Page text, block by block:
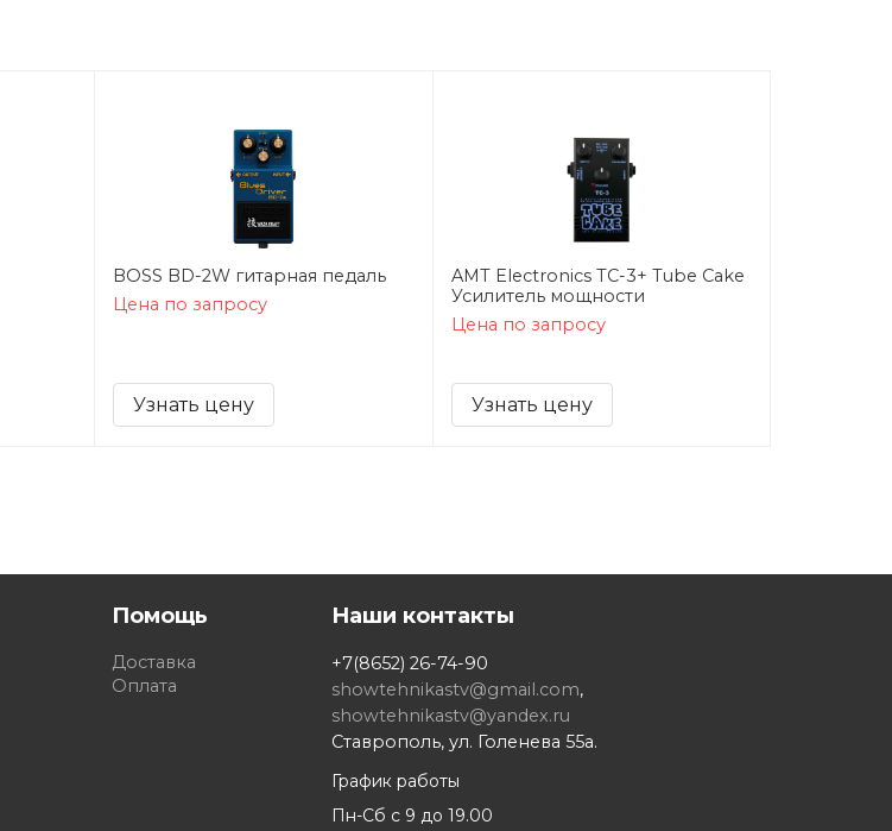
BOSS BD-2W гитарная педаль
Цена по запросу
Узнать цену
AMT Electronics TC-3+ Tube Сake
Усилитель мощности
Цена по запросу
Узнать цену
Помощь
Доставка
Оплата
Наши контакты
+7(8652) 26-74-90
showtehnikastv@gmail.com,
showtehnikastv@yandex.ru
Ставрополь, ул. Голенева 55а.
График работы
Пн-Сб с 9 до 19.00